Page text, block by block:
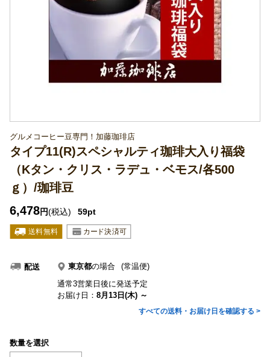
グルメコーヒー豆専門！加藤珈琲店
タイプ11(R)スペシャルティ珈琲大入り福袋
（Kタン・クリス・ラデュ・ベモス/各500
ｇ）/珈琲豆
6,478円(税込) 59pt
配送 東京都の場合
(常温便)
通常3営業日後に発送予定
お届け日： 8月13日(木) ～
すべての送料・お届け日を確認する >
数量を選択